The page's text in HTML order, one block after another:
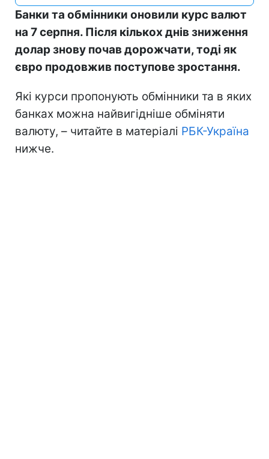
Банки та обмінники оновили курс валют
на 7 серпня. Після кількох днів зниження
долар знову почав дорожчати, тоді як
євро продовжив поступове зростання.
Які курси пропонують обмінники та в яких
банках можна найвигідніше обміняти
валюту, – читайте в матеріалі РБК-Україна
нижче.